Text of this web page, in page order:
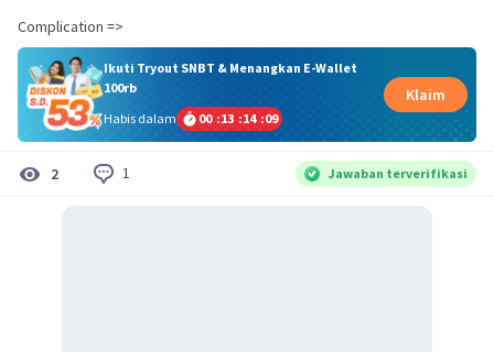
Complication =>
Ikuti Tryout SNBT & Menangkan E-Wallet
100rb
Habis dalam
00 :13 :14 :09
Klaim
2 1 Jawaban terverifikasi